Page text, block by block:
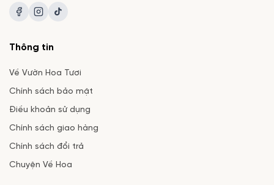
Thông tin
Về Vườn Hoa Tươi
Chính sách bảo mật
Điều khoản sử dụng
Chính sách giao hàng
Chính sách đổi trả
Chuyện Về Hoa